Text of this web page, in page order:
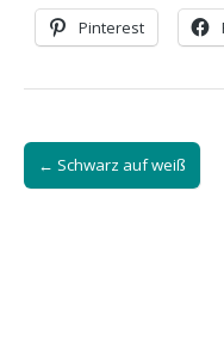
Pinterest
Post
navigation
← Schwarz auf weiß